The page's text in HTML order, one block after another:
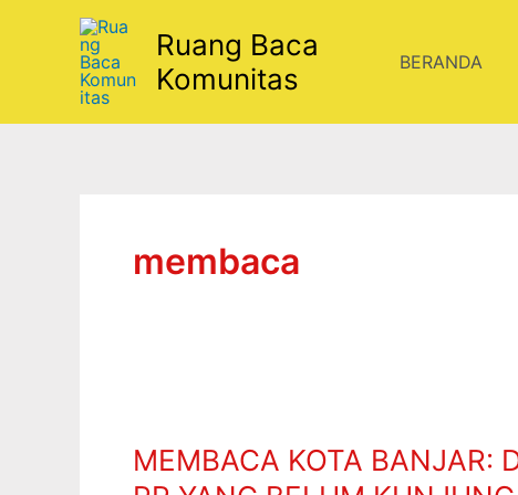
Ruang Baca
Komunitas
BERANDA
membaca
MEMBACA KOTA BANJAR:
BANJAR:
DI